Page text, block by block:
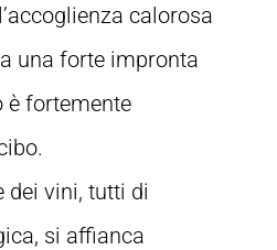
calorosa
una forte impronta
è fortemente
dei vini, tutti di
si affianca